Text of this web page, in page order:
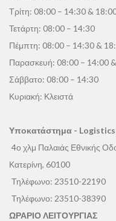
Τρίτη: 08:00 – 14:30 &
Τετάρτη: 08:00 – 14:30
Πέμπτη: 08:00 – 14:30 &
Παρασκευή: 08:00 – 14:00
Σάββατο: 08:00 – 14:30
Κυριακή: Κλειστά
Υποκατάστημα - Logistics
4ο χλμ Παλαιάς Εθνικής
Κατερίνη, 60100
Τηλέφωνο: 23510-22190
Τηλέφωνο: 23510-38390
ΩΡΑΡΙΟ ΛΕΙΤΟΥΡΓΙΑΣ